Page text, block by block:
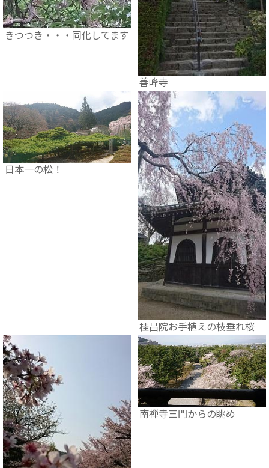
きつつき・・・同化してます
善峰寺
日本一の松！
桂昌院お手植えの枝垂れ桜
南禅寺三門からの眺め